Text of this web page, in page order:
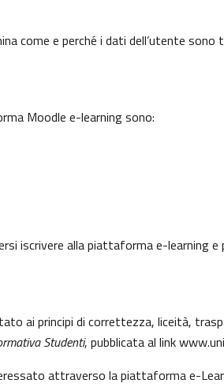
come e perché i dati dell’utente
Moodle e-learning sono:
iscrivere alla piattaforma e-learning
ai principi di correttezza, liceità,
Studenti, pubblicata al link
attraverso la piattaforma e-